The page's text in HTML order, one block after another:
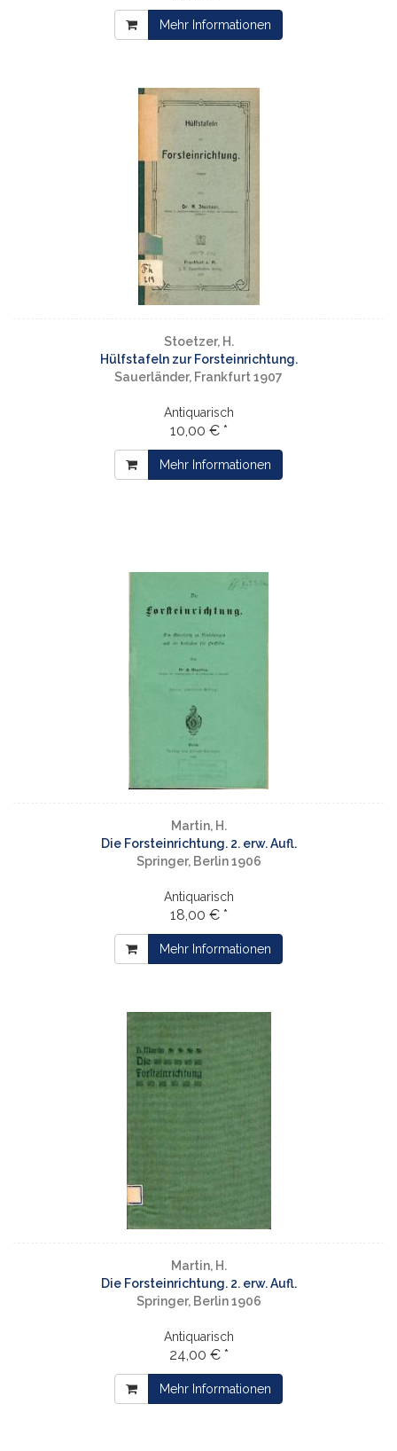
Mehr Informationen
Stoetzer, H.
Hülfstafeln zur Forsteinrichtung.
Sauerländer, Frankfurt 1907
Antiquarisch
10,00 € *
Mehr Informationen
Martin, H.
Die Forsteinrichtung. 2. erw. Aufl.
Springer, Berlin 1906
Antiquarisch
18,00 € *
Mehr Informationen
Martin, H.
Die Forsteinrichtung. 2. erw. Aufl.
Springer, Berlin 1906
Antiquarisch
24,00 € *
Mehr Informationen